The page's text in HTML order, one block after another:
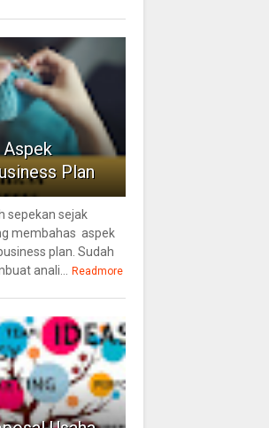
Aspek
Plan
sepekan sejak
membahas aspek
plan. Sudah
anali... Readmore